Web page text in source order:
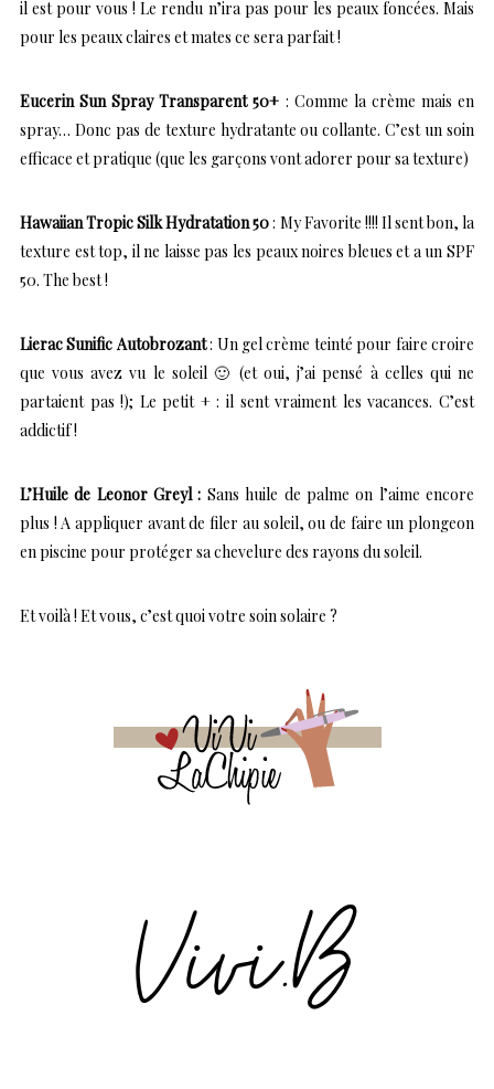
il est pour vous ! Le rendu n’ira pas pour les peaux foncées. Mais
pour les peaux claires et mates ce sera parfait !
Eucerin Sun Spray Transparent 50+ : Comme la crème mais en
spray… Donc pas de texture hydratante ou collante. C’est un soin
efficace et pratique (que les garçons vont adorer pour sa texture)
Hawaiian Tropic Silk Hydratation 50: My Favorite !!!! Il sent bon, la
texture est top, il ne laisse pas les peaux noires bleues et a un SPF
50. The best !
Lierac Sunific Autobrozant: Un gel crème teinté pour faire croire
que vous avez vu le soleil 🙂 (et oui, j’ai pensé à celles qui ne
partaient pas !); Le petit + : il sent vraiment les vacances. C’est
addictif !
L’Huile de Leonor Greyl : Sans huile de palme on l’aime encore
plus ! A appliquer avant de filer au soleil, ou de faire un plongeon
en piscine pour protéger sa chevelure des rayons du soleil.
Et voilà ! Et vous, c’est quoi votre soin solaire ?